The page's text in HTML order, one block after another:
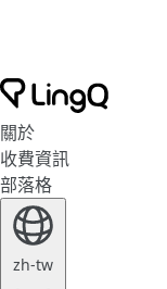
關於
收費資訊
部落格
zh-tw